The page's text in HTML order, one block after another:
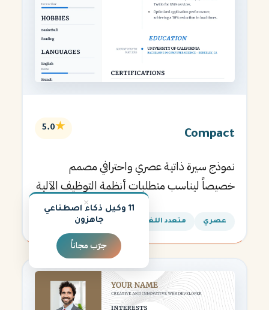
Compact
★
5.0
نموذج سيرة ذاتية عصري واحترافي مصمم
خصيصاً ليناسب متطلبات أنظمة التوظيف الآلية
ويساعدك في الحصول على مقابلتك القادمة.
عصري متعدد اللغات
×
11 وكيل ذكاء اصطناعي
جاهزون
جرّب مجاناً